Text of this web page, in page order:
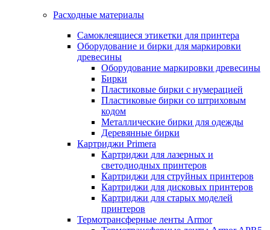
Расходные материалы
Самоклеящиеся этикетки для принтера
Оборудование и бирки для маркировки
древесины
Оборудование маркировки древесины
Бирки
Пластиковые бирки с нумерацией
Пластиковые бирки со штриховым
кодом
Металлические бирки для одежды
Деревянные бирки
Картриджи Primera
Картриджи для лазерных и
светодиодных принтеров
Картриджи для струйных принтеров
Картриджи для дисковых принтеров
Картриджи для старых моделей
принтеров
Термотрансферные ленты Armor